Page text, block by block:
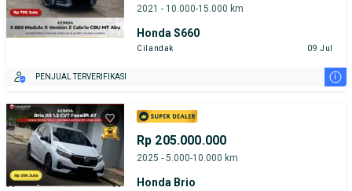
2021 - 10.000-15.000 km
Honda S660
Cilandak 09 Jul
PENJUAL TERVERIFIKASI i
Rp 205.000.000
2025 - 5.000-10.000 km
Honda Brio